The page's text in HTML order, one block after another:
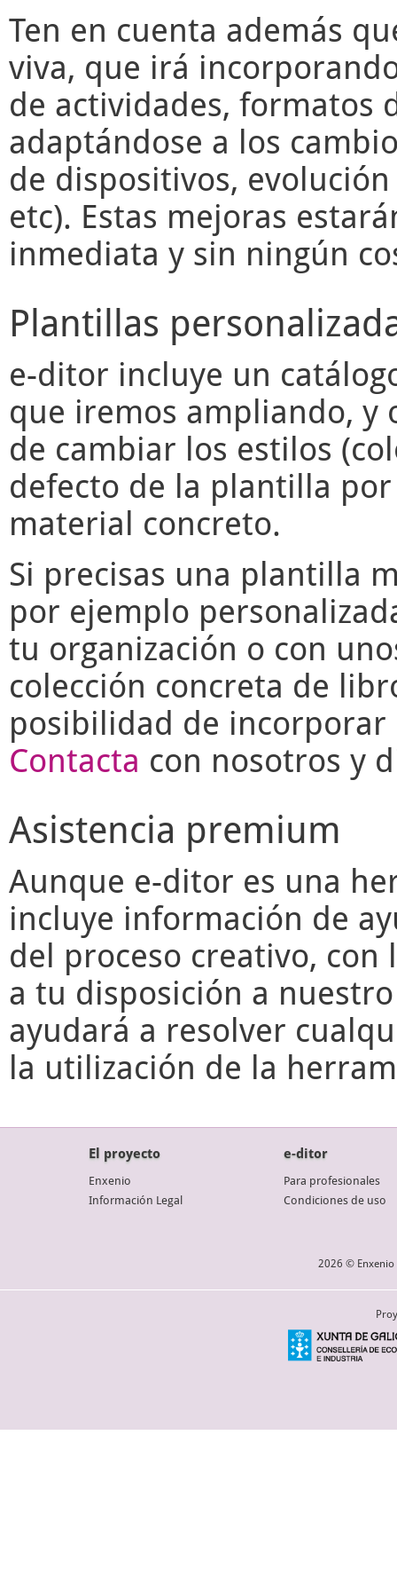
Ten en cuenta además
viva, que irá
de actividades, formatos
adaptándose a los
de dispositivos,
etc). Estas mejoras
inmediata y sin ningún
Plantillas
e-ditor incluye un
que iremos ampliando, y
de cambiar los estilos
defecto de la plantilla
material concreto.
Si precisas una plantilla
por ejemplo
tu organización o con
colección concreta de
posibilidad de
Contacta con nosotros y
Asistencia premium
Aunque e-ditor es una
incluye información de
del proceso creativo,
a tu disposición a
ayudará a resolver
la utilización de la
El proyecto
Enxenio
Información Legal
e-ditor
Para profesionales
Condiciones de uso
2026 © Enxenio